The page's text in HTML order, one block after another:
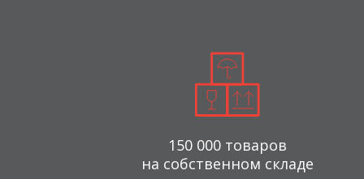
150 000 товаров
на собственном складе